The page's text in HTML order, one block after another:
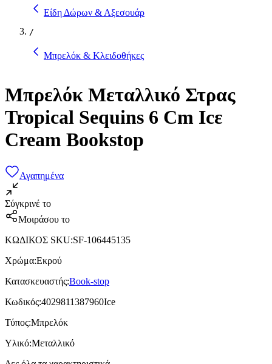
Είδη Δώρων & Αξεσουάρ
/
Μπρελόκ & Κλειδοθήκες
Μπρελόκ Μεταλλικό Στρας
Tropical Sequins 6 Cm Icε
Cream Bookstop
Αγαπημένα
Σύγκρινέ το
Μοιράσου το
ΚΩΔΙΚΟΣ SKU:SF-106445135
Χρώμα:Εκρού
Κατασκευαστής:Book-stop
Κωδικός:4029811387960Ice
Τύπος:Μπρελόκ
Υλικό:Μεταλλικό